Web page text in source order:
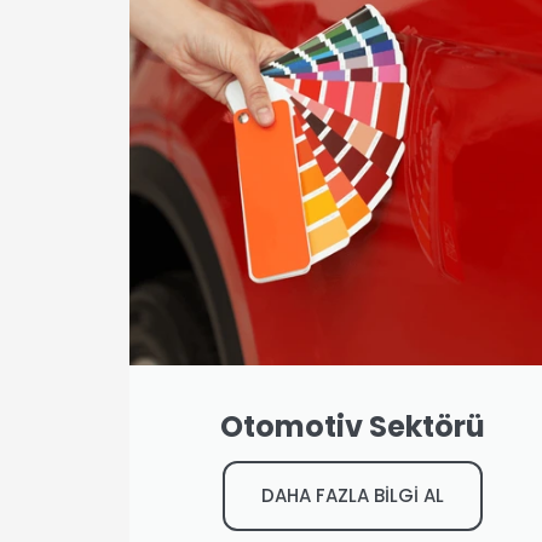
Otomotiv Sektörü
DAHA FAZLA BİLGİ AL